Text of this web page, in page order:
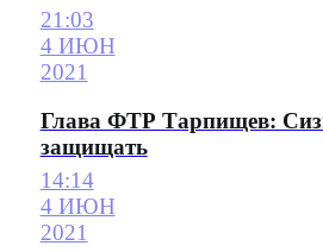
21:03
4 ИЮН
2021
Глава ФТР Тарпищев:
защищать
14:14
4 ИЮН
2021